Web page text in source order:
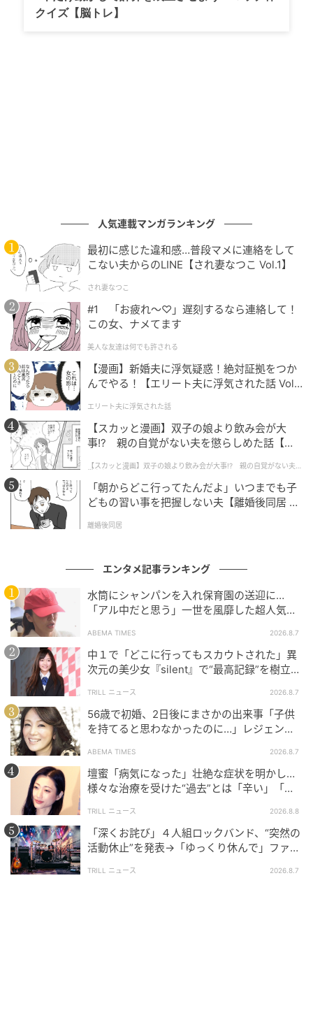
歌詞への想い
YOASOBIのボーカルikuraとしての活動に加え、ソロ
としても圧倒的な存在感を放つ幾田さん。2026年に入
ってからも、アニメ『リラックマ』の主題歌担当やナ
レーション挑戦など、その勢いは止まりません。
現在は、自身2度目・3年ぶりとなるソロツアー『幾田
りら LIVE TOUR 2026 “Laugh”』を開催中。神戸、横
浜に加え、韓国・ソウル公演を含む3都市を巡るなど、
日本国内のみならずグローバルな活躍を見せていま
す。
ライターコメント
透明感のある歌声だけでなく、近年は声優としての主
演や「COACH」のアンバサダー就任など、多方面で才
能を開花させている幾田りらさん。今回1億回を突破し
ッセンスが加わった中毒性の高い一曲です。ソロツア
ー真っ只中でのこの朗報は、ファンにとっても最高の
プレゼントとなったのではないでしょうか。
次の記事
Snow Man新曲『BANG!!』オリコンデジタル
シングル初登場1位！目黒蓮主演映画の主題歌
もヒット
クイズ【脳トレ】
人気連載マンガランキング
最初に感じた違和感…普段マメに連絡をして
こない夫からのLINE【され妻なつこ Vol.1】
され妻なつこ
#1 「お疲れ〜♡」遅刻するなら連絡して！
この女、ナメてます
美人な友達は何でも許される
【漫画】新婚夫に浮気疑惑！絶対証拠をつか
んでやる！【エリート夫に浮気された話 Vol.
エリート夫に浮気された話
【スカッと漫画】双子の娘より飲み会が大
事!? 親の自覚がない夫を懲らしめた話【第1
【スカッと漫画】双子の娘より飲み会が大事!? 親の自覚がない夫を
懲らしめた話
「朝からどこ行ってたんだよ」いつまでも子
どもの習い事を把握しない夫【離婚後同居 Vo
離婚後同居
エンタメ記事ランキング
水筒にシャンパンを入れ保育園の送迎に…
「アル中だと思う」一世を風靡した超人気タ
ABEMA TIMES 2026.8.7
中１で「どこに行ってもスカウトされた」異
次元の美少女『silent』で“最高記録”を樹立し
TRILL ニュース 2026.8.7
56歳で初婚、2日後にまさかの出来事「子供
を持てると思わなかったのに…」レジェンド
ABEMA TIMES 2026.8.7
壇蜜「病気になった」壮絶な症状を明かし…
様々な治療を受けた“過去”とは「辛い」「苦
TRILL ニュース 2026.8.8
「深くお詫び」４人組ロックバンド、“突然の
活動休止”を発表→「ゆっくり休んで」ファン
TRILL ニュース 2026.8.7